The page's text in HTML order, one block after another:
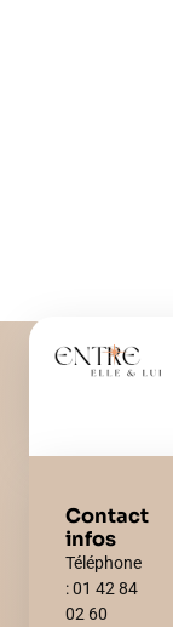
Contact
infos
Téléphone
: 01 42 84
02 60